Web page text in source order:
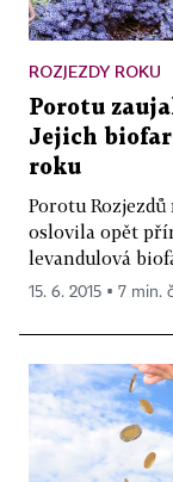
ROZJEZDY ROKU
Porotu
Jejich
roku
Porotu
oslovila opět
levandulová
15. 6. 2015 ▪ 7 min.